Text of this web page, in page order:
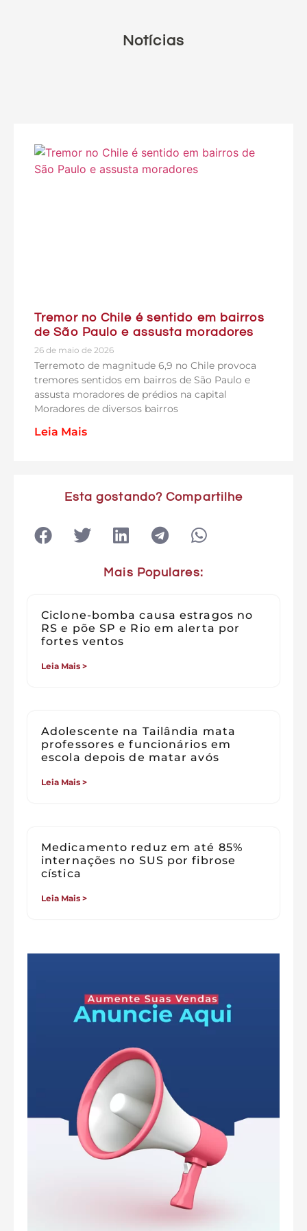
Notícias
Tremor no Chile é sentido em bairros
de São Paulo e assusta moradores
26 de maio de 2026
Terremoto de magnitude 6,9 no Chile provoca
tremores sentidos em bairros de São Paulo e
assusta moradores de prédios na capital
Moradores de diversos bairros
Leia Mais
Esta gostando? Compartilhe
Mais Populares:
Ciclone-bomba causa estragos no
RS e põe SP e Rio em alerta por
fortes ventos
Leia Mais >
Adolescente na Tailândia mata
professores e funcionários em
escola depois de matar avós
Leia Mais >
Medicamento reduz em até 85%
internações no SUS por fibrose
cística
Leia Mais >